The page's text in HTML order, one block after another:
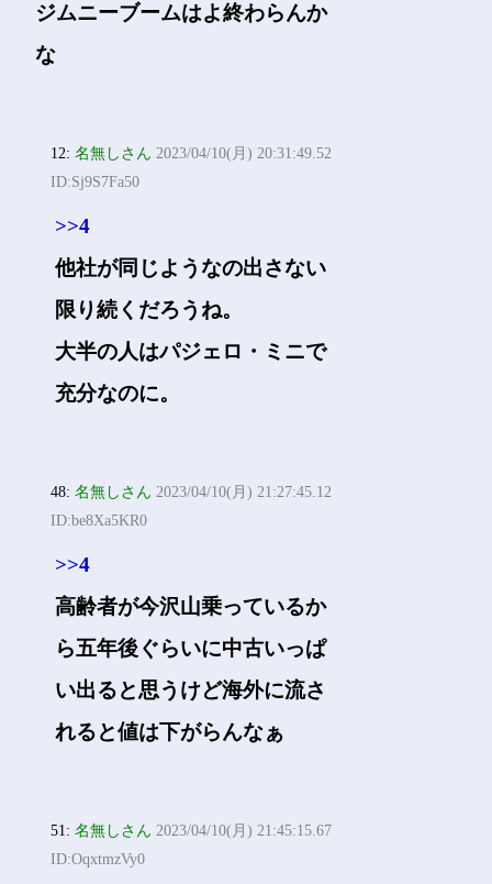
ジムニーブームはよ終わらんか
な
12:名無しさん 2023/04/10(月) 20:31:49.52
ID:Sj9S7Fa50
>>4
他社が同じようなの出さない
限り続くだろうね。
大半の人はパジェロ・ミニで
充分なのに。
48:名無しさん 2023/04/10(月) 21:27:45.12
ID:be8Xa5KR0
>>4
高齢者が今沢山乗っているか
ら五年後ぐらいに中古いっぱ
い出ると思うけど海外に流さ
れると値は下がらんなぁ
51:名無しさん 2023/04/10(月) 21:45:15.67
ID:OqxtmzVy0